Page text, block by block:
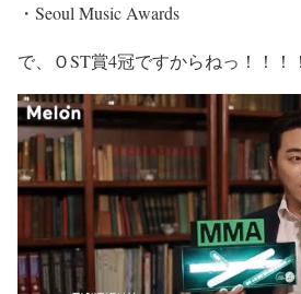
・Seoul Music Awards
で、 ＯST賞4冠ですからねっ！！！